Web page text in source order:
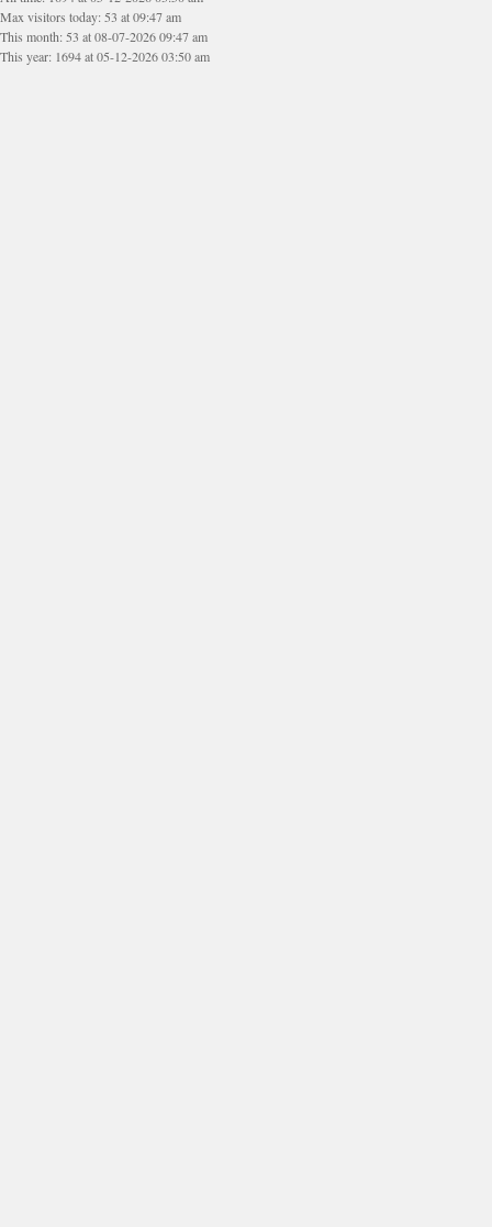
Max visitors today: 53 at 09:47 am
This month: 53 at 08-07-2026 09:47 am
This year: 1694 at 05-12-2026 03:50 am